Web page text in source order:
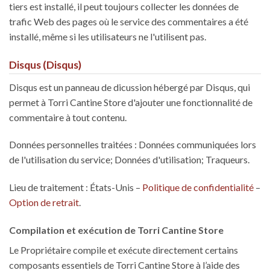
tiers est installé, il peut toujours collecter les données de
trafic Web des pages où le service des commentaires a été
installé, même si les utilisateurs ne l'utilisent pas.
Disqus (Disqus)
Disqus est un panneau de dicussion hébergé par Disqus, qui
permet à Torri Cantine Store d'ajouter une fonctionnalité de
commentaire à tout contenu.
Données personnelles traitées : Données communiquées lors
de l'utilisation du service; Données d'utilisation; Traqueurs.
Lieu de traitement : États-Unis – Politique de confidentialité –
Option de retrait.
Compilation et exécution de Torri Cantine Store
Le Propriétaire compile et exécute directement certains
composants essentiels de Torri Cantine Store à l’aide des